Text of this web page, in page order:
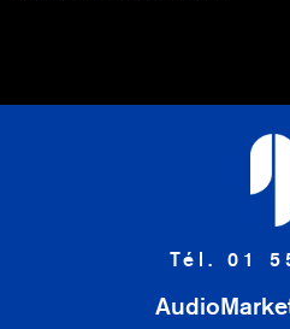
Tél. 01